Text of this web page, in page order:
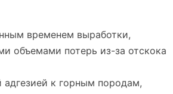
временем выработки,
объемами потерь из-за отскока
адгезией к горным породам,